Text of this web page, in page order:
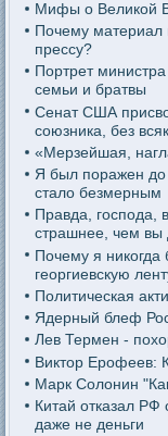
Мифы о Великой
Почему материал
прессу?
Портрет
семьи и братвы
Сенат США
союзника, без
«Мерзейшая,
Я был поражен до
стало безмерным
Правда, господа,
страшнее, чем вы
Почему я
георгиевскую
Политическая
Ядерный блеф
Лев Термен -
Виктор Ерофеев:
Марк Солонин
Китай отказал РФ
даже не деньги